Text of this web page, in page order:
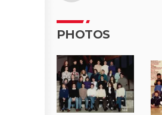
PHOTOS